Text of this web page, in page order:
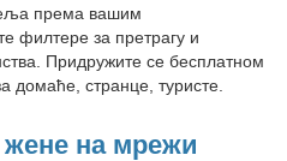
према вашим
филтере за претрагу и
Придружите се бесплатном
домаће, странце, туристе.
на мрежи